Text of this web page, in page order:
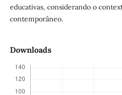
educativas, considerando o
contemporâneo.
Downloads